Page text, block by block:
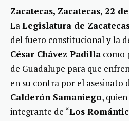
Zacatecas, Zacatecas, 22
LaLegislatura de
del fuero constitucional y la
César Chávez Padilla como
de Guadalupe para que
en su contra por el asesinato
Calderón Samaniego,
integrante de “Los